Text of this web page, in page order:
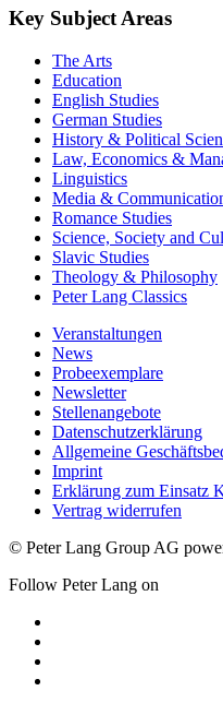
Key Subject Areas
The Arts
Education
English Studies
German Studies
History & Political
Law, Economics &
Linguistics
Media &
Romance Studies
Science, Society and
Slavic Studies
Theology & Philosophy
Peter Lang Classics
Veranstaltungen
News
Probeexemplare
Newsletter
Stellenangebote
Datenschutzerklärung
Allgemeine
Imprint
Erklärung zum Einsatz
Vertrag widerrufen
© Peter Lang Group AG
Follow Peter Lang on